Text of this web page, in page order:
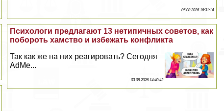
05 08 2026 16:31:14
Психологи предлагают 13 нетипичных советов, как
побороть хамство и избежать конфликта
Так как же на них реагировать? Сегодня
AdMe...
03 08 2026 14:40:42